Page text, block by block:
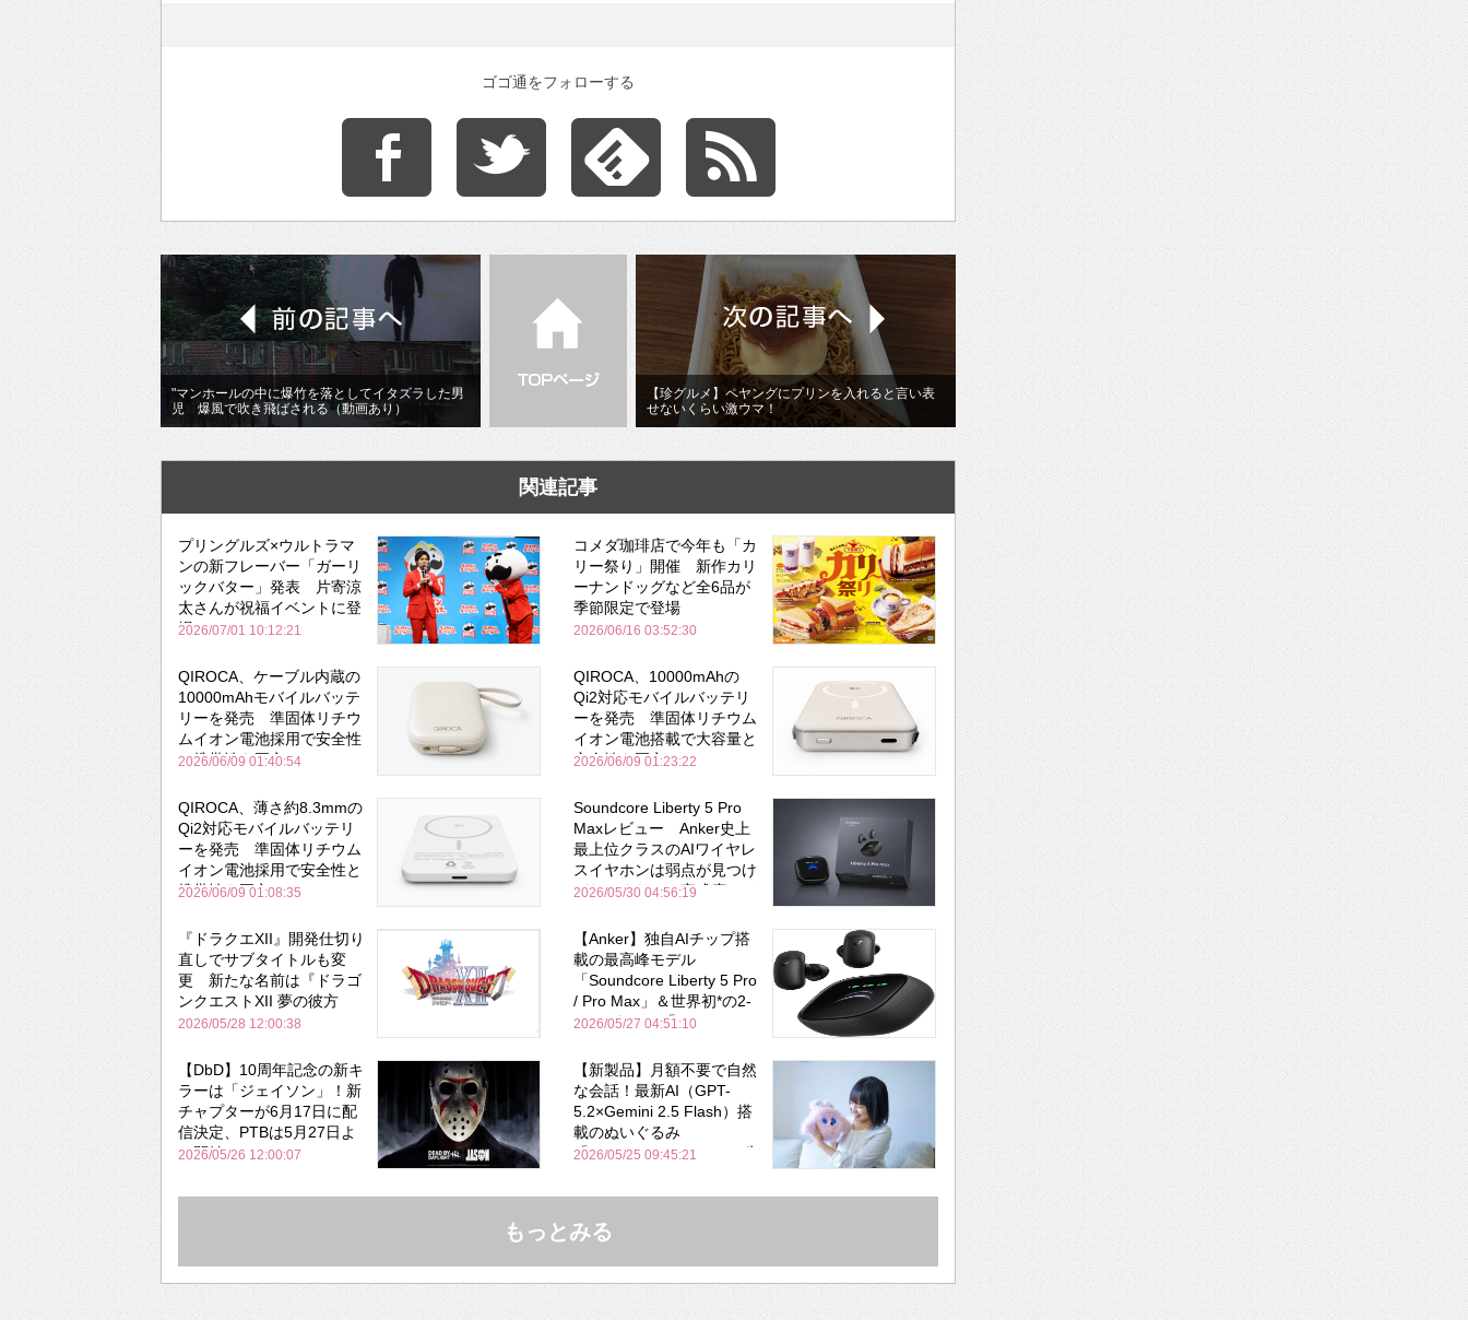
ゴゴ通をフォローする
"マンホールの中に爆竹を落としてイタズラした男
児 爆風で吹き飛ばされる（動画あり）
【珍グルメ】ペヤングにプリンを入れると言い表
せないくらい激ウマ！
関連記事
プリングルズ×ウルトラマ
ンの新フレーバー「ガーリ
ックバター」発表 片寄涼
太さんが祝福イベントに登
場
2026/07/01 10:12:21
コメダ珈琲店で今年も「カ
リー祭り」開催 新作カリ
ーナンドッグなど全6品が
季節限定で登場
2026/06/16 03:52:30
QIROCA、ケーブル内蔵の
10000mAhモバイルバッテ
リーを発売 準固体リチウ
ムイオン電池採用で安全性
と携帯性を両立
2026/06/09 01:40:54
QIROCA、10000mAhの
Qi2対応モバイルバッテリ
ーを発売 準固体リチウム
イオン電池搭載で大容量と
安全性を両立
2026/06/09 01:23:22
QIROCA、薄さ約8.3mmの
Qi2対応モバイルバッテリ
ーを発売 準固体リチウム
イオン電池採用で安全性と
携帯性を両立
2026/06/09 01:08:35
Soundcore Liberty 5 Pro
Maxレビュー Anker史上
最上位クラスのAIワイヤレ
スイヤホンは弱点が見つけ
づらいくらいの完成度にび
Bose並み
2026/05/30 04:56:19
『ドラクエXII』開発仕切り
直しでサブタイトルも変
更 新たな名前は『ドラゴ
ンクエストXII 夢の彼方
へ』
2026/05/28 12:00:38
【Anker】独自AIチップ搭
載の最高峰モデル
「Soundcore Liberty 5 Pro
/ Pro Max」＆世界初*の2-
in-1イヤホン「AeroFit 2
2026/05/27 04:51:10
【DbD】10周年記念の新キ
ラーは「ジェイソン」！新
チャプターが6月17日に配
信決定、PTBは5月27日よ
り開始
2026/05/26 12:00:07
【新製品】月額不要で自然
な会話！最新AI（GPT-
5.2×Gemini 2.5 Flash）搭
載のぬいぐるみ
「KOTTI」、Makuakeで先
2026/05/25 09:45:21
もっとみる